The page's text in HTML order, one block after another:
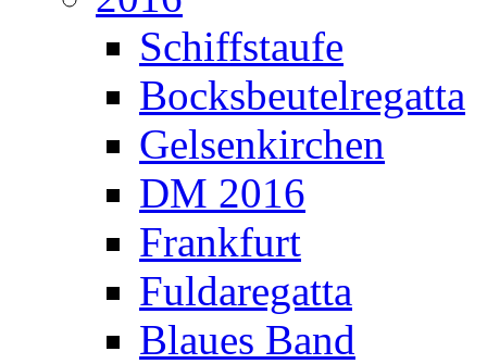
Schiffstaufe
Bocksbeutelregatta
Gelsenkirchen
DM 2016
Frankfurt
Fuldaregatta
Blaues Band